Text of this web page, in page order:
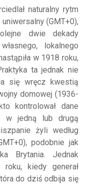
naturalny rytm
(GMT+0),
dwie dekady
lokalnego
w 1918 roku,
ta jednak nie
się wręcz kwestią
domowej (1936-
kontrolował dane
w jedną lub drugą
żyli według
podobnie jak
Brytania. Jednak
kiedy generał
do dziś odbija się